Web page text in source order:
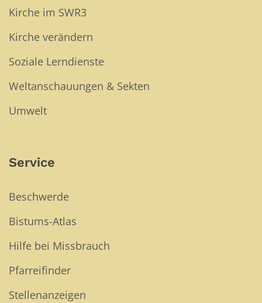
Kirche im SWR3
Kirche verändern
Soziale Lerndienste
Weltanschauungen & Sekten
Umwelt
Service
Beschwerde
Bistums-Atlas
Hilfe bei Missbrauch
Pfarreifinder
Stellenanzeigen